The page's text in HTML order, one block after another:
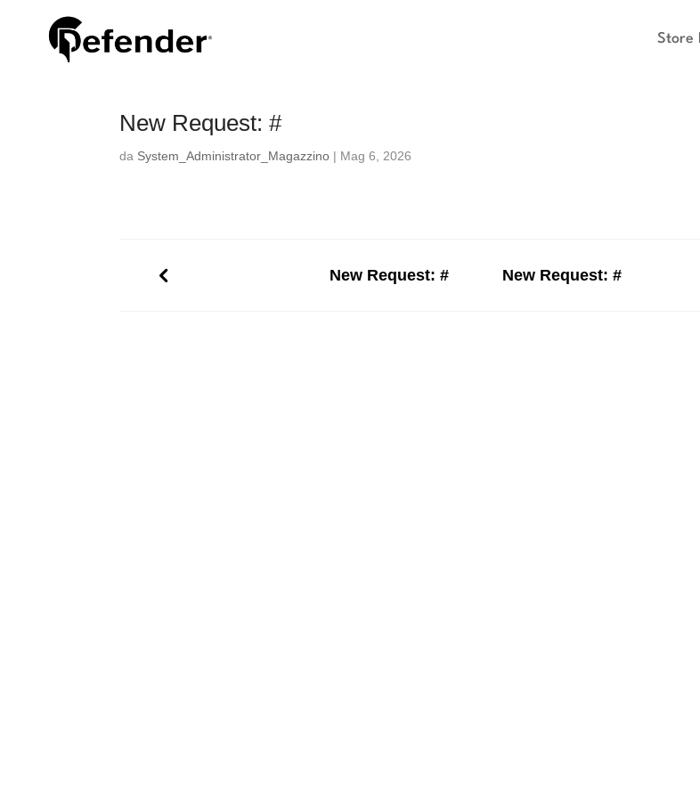
Store
New Request: #
da System_Administrator_Magazzino | Mag 6, 2026
New Request: # New Request: #